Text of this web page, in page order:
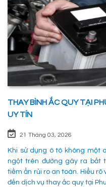
THAY BÌNH ẮC QUY TẠI
UY TÍN
21 Tháng 03, 2026
Khi sử dụng ô tô không một
ngột trên đường gây ra bất
tiềm ẩn rủi ro an toàn. Hiểu rõ
đến dịch vụ thay ắc quy tại